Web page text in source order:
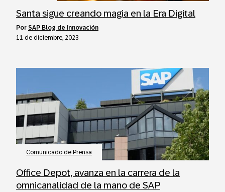
Santa sigue creando magia en la Era Digital
por SAP Blog de Innovación
11 de diciembre, 2023
Comunicado de Prensa
Office Depot, avanza en la carrera de la
omnicanalidad de la mano de SAP